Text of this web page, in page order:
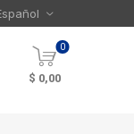
0
$ 0,00